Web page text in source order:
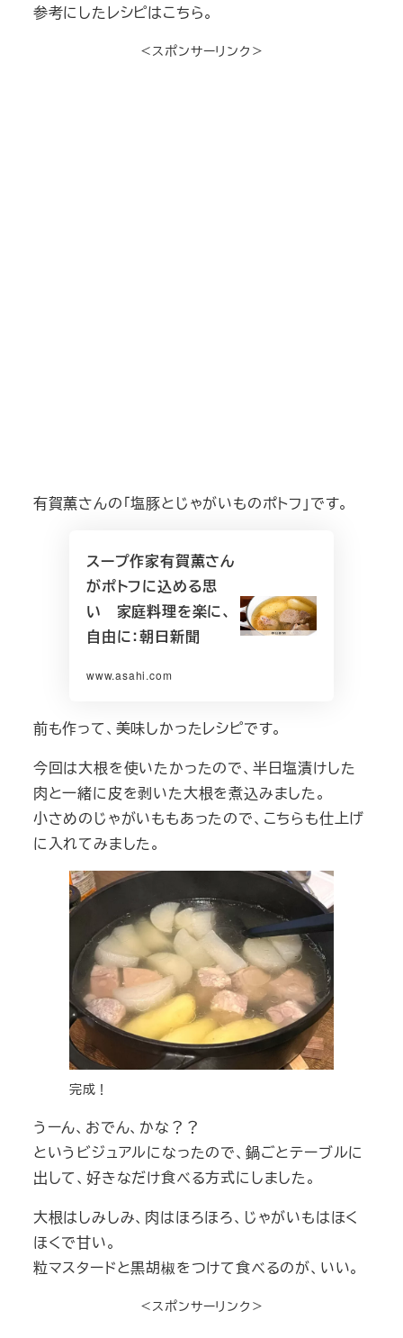
参考にしたレシピはこちら。
＜スポンサーリンク＞
有賀薫さんの「塩豚とじゃがいものポトフ」です。
スープ作家有賀薫さん
がポトフに込める思
い 家庭料理を楽に、
自由に：朝日新聞
www.asahi.com
前も作って、美味しかったレシピです。
今回は大根を使いたかったので、半日塩漬けした
肉と一緒に皮を剥いた大根を煮込みました。
小さめのじゃがいももあったので、こちらも仕上げ
に入れてみました。
完成！
うーん、おでん、かな？？
というビジュアルになったので、鍋ごとテーブルに
出して、好きなだけ食べる方式にしました。
大根はしみしみ、肉はほろほろ、じゃがいもはほく
ほくで甘い。
粒マスタードと黒胡椒をつけて食べるのが、いい。
＜スポンサーリンク＞